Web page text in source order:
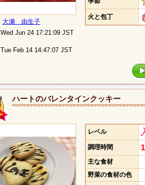
大瀬 由生子
Wed Jun 24 17:21:09 JST
Tue Feb 14 14:47:07 JST
火と包丁
ハートのバレンタインクッキー
レベル
調理時間
主な食材
野菜の食材の色